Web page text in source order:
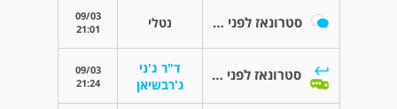
סטרונאז לפני ניתוח- להמשיך? נטלי
09/03
21:01
סטרונאז לפני ניתוח- להמשיך?
ד"ר ג'ני
ג'רבשיאן
09/03
21:24